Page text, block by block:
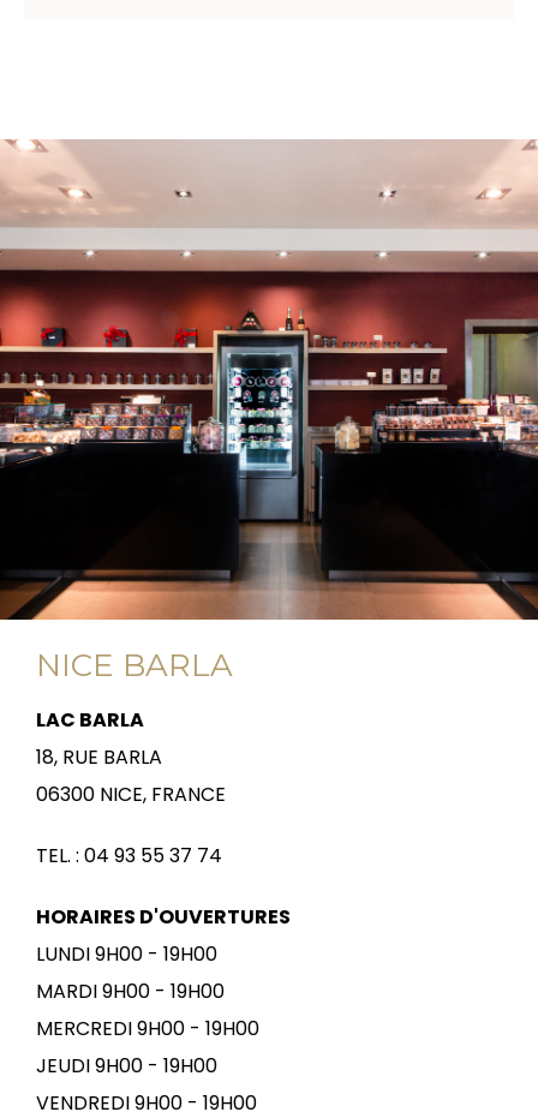
NICE BARLA
LAC BARLA
18, RUE BARLA
06300 NICE, FRANCE
TEL. : 04 93 55 37 74
HORAIRES D'OUVERTURES
LUNDI 9H00 - 19H00
MARDI 9H00 - 19H00
MERCREDI 9H00 - 19H00
JEUDI 9H00 - 19H00
VENDREDI 9H00 - 19H00